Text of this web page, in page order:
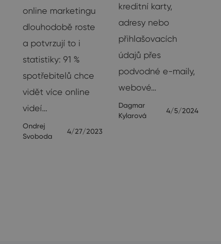
online marketingu
dlouhodobě roste
a potvrzují to i
statistiky: 91 %
spotřebitelů chce
vidět více online
videí…
Ondrej
Svoboda
4/27/2023
kreditní karty,
adresy nebo
přihlašovacích
údajů přes
podvodné e-maily,
webové…
Dagmar
Kylarová
4/5/2024